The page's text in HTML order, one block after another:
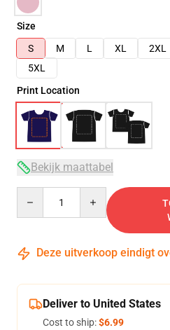
Size
S
M L XL 2XL
5XL
Print Location
Bekijk maattabel
Deze uitverkoop eindigt
Deliver to United States
Cost to ship:$6.99